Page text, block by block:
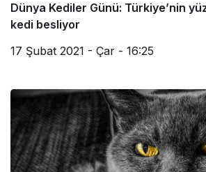
Dünya Kediler Günü: Türkiye’nin
kedi besliyor
17 Şubat 2021 - Çar - 16:25